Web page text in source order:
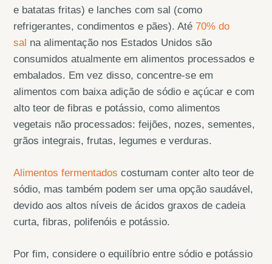
e batatas fritas) e lanches com sal (como
refrigerantes, condimentos e pães). Até70% do
sal na alimentação nos Estados Unidos são
consumidos atualmente em alimentos processados e
embalados. Em vez disso, concentre-se em
alimentos com baixa adição de sódio e açúcar e com
alto teor de fibras e potássio, como alimentos
vegetais não processados: feijões, nozes, sementes,
grãos integrais, frutas, legumes e verduras.
Alimentos fermentados costumam conter alto teor de
sódio, mas também podem ser uma opção saudável,
devido aos altos níveis de ácidos graxos de cadeia
curta, fibras, polifenóis e potássio.
Por fim, considere o equilíbrio entre sódio e potássio